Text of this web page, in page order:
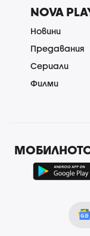
NOVA
Новини
Предавания
Сериали
Филми
МОБИЛНОТО